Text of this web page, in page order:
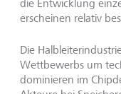
die Entwicklung
erscheinen relativ
Die
Wettbewerbs um
dominieren im